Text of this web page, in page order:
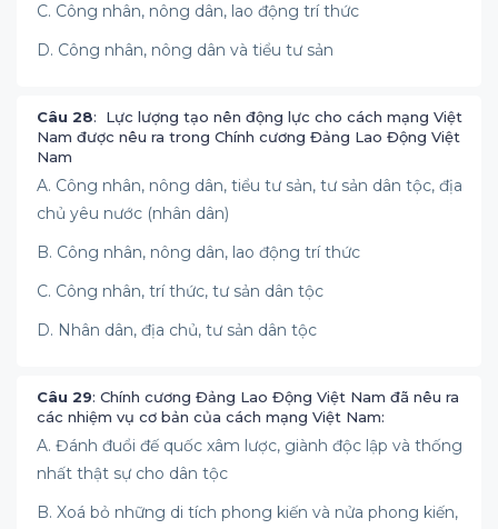
C. Công nhân, nông dân, lao động trí thức
D. Công nhân, nông dân và tiểu tư sản
Câu 28: Lực lượng tạo nên động lực cho cách mạng Việt
Nam được nêu ra trong Chính cương Đảng Lao Động Việt
Nam
A. Công nhân, nông dân, tiểu tư sản, tư sản dân tộc, địa
chủ yêu nước (nhân dân)
B. Công nhân, nông dân, lao động trí thức
C. Công nhân, trí thức, tư sản dân tộc
D. Nhân dân, địa chủ, tư sản dân tộc
Câu 29: Chính cương Đảng Lao Động Việt Nam đã nêu ra
các nhiệm vụ cơ bản của cách mạng Việt Nam:
A. Đánh đuổi đế quốc xâm lược, giành độc lập và thống
nhất thật sự cho dân tộc
B. Xoá bỏ những di tích phong kiến và nửa phong kiến,